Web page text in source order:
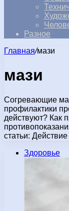
Разное
Главная/мази
мази
Согревающие
профилактики
действуют? Как
статьи:
Здоровье